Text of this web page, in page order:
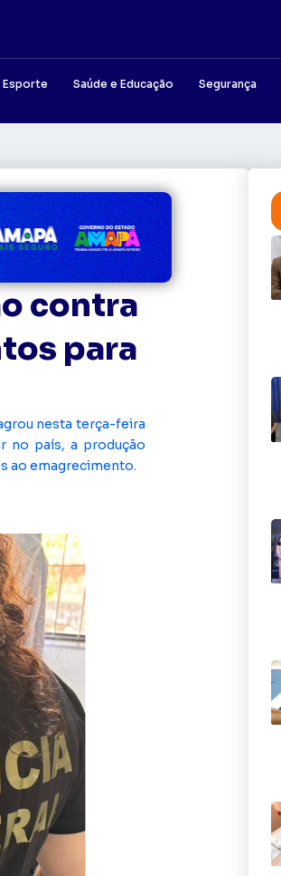
Esporte Saúde e Educação Segurança
contra
para
nesta terça-feira
no país, a produção
ao emagrecimento.